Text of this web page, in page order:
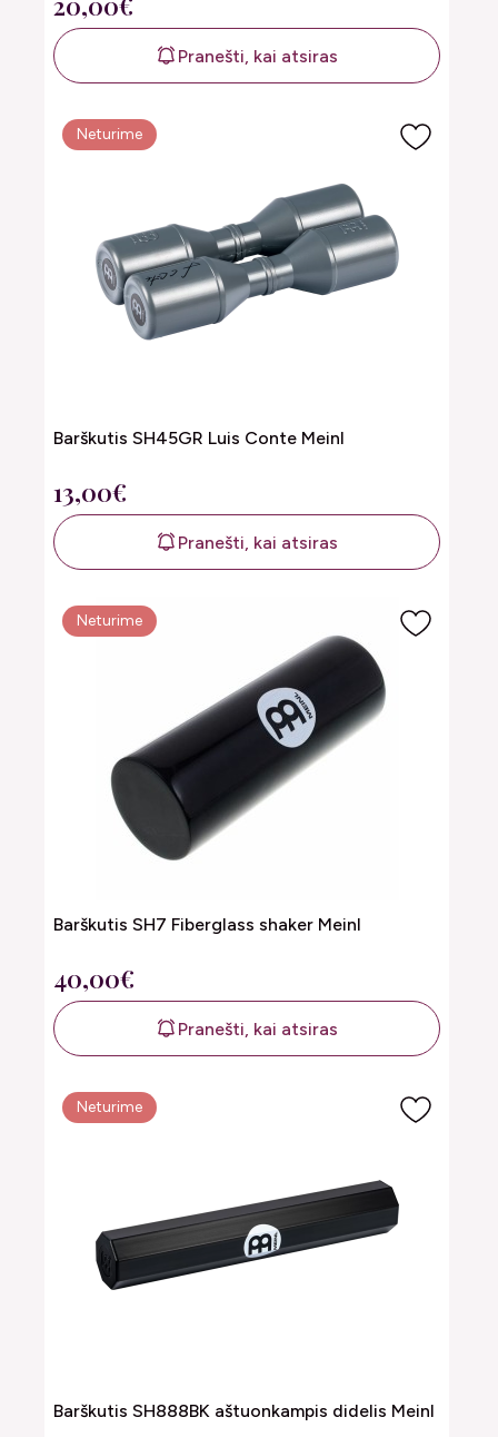
Pranešti, kai atsiras
Neturime
Barškutis SH45GR Luis Conte Meinl
13,00€
Pranešti, kai atsiras
Neturime
Barškutis SH7 Fiberglass shaker Meinl
40,00€
Pranešti, kai atsiras
Neturime
Barškutis SH888BK aštuonkampis didelis Meinl